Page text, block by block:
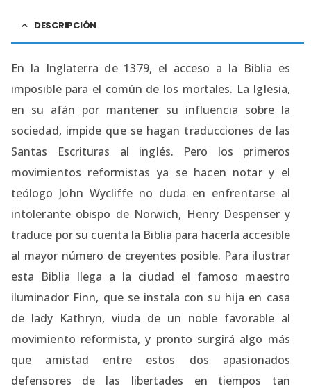
DESCRIPCIÓN
En la Inglaterra de 1379, el acceso a la Biblia es
imposible para el común de los mortales. La Iglesia,
en su afán por mantener su influencia sobre la
sociedad, impide que se hagan traducciones de las
Santas Escrituras al inglés. Pero los primeros
movimientos reformistas ya se hacen notar y el
teólogo John Wycliffe no duda en enfrentarse al
intolerante obispo de Norwich, Henry Despenser y
traduce por su cuenta la Biblia para hacerla accesible
al mayor número de creyentes posible. Para ilustrar
esta Biblia llega a la ciudad el famoso maestro
iluminador Finn, que se instala con su hija en casa
de lady Kathryn, viuda de un noble favorable al
movimiento reformista, y pronto surgirá algo más
que amistad entre estos dos apasionados
defensores de las libertades en tiempos tan